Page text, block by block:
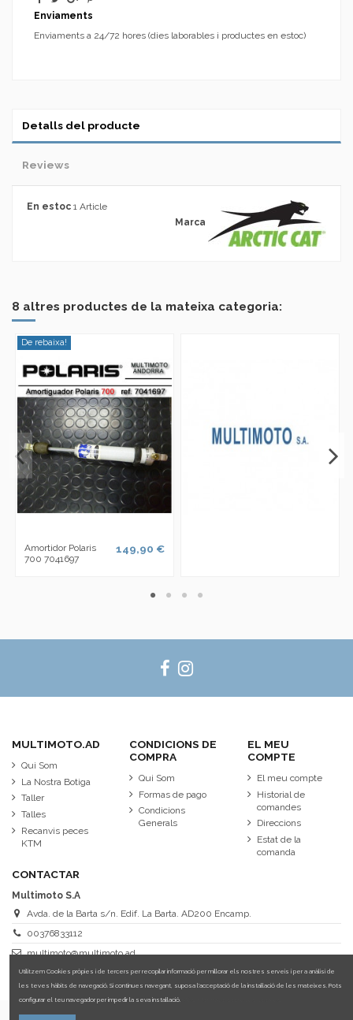
Enviaments
Enviaments a 24/72 hores (dies laborables i productes en estoc)
Detalls del producte
Reviews
Marca
En estoc 1 Article
8 altres productes de la mateixa categoria:
De rebaixa!
Amortidor Polaris
700 7041697
149,90 €
MULTIMOTO.AD
Qui Som
La Nostra Botiga
Taller
Talles
Recanvis peces
KTM
CONDICIONS DE
COMPRA
Qui Som
Formas de pago
Condicions
Generals
EL MEU
COMPTE
El meu compte
Historial de
comandes
Direccions
Estat de la
comanda
CONTACTAR
Multimoto S.A
Avda. de la Barta s/n. Edif. La Barta. AD200 Encamp.
00376833112
multimoto@multimoto.ad
Utilitzem Cookies pròpies i de tercers per recopilar informació per millorar els nostres serveis i per a anàlisi de
les teves hàbits de navegació. Si continues navegant, suposa l'acceptació de la instal·lació de les mateixes. Pots
configurar el teu navegador per impedir la seva instal·lació.